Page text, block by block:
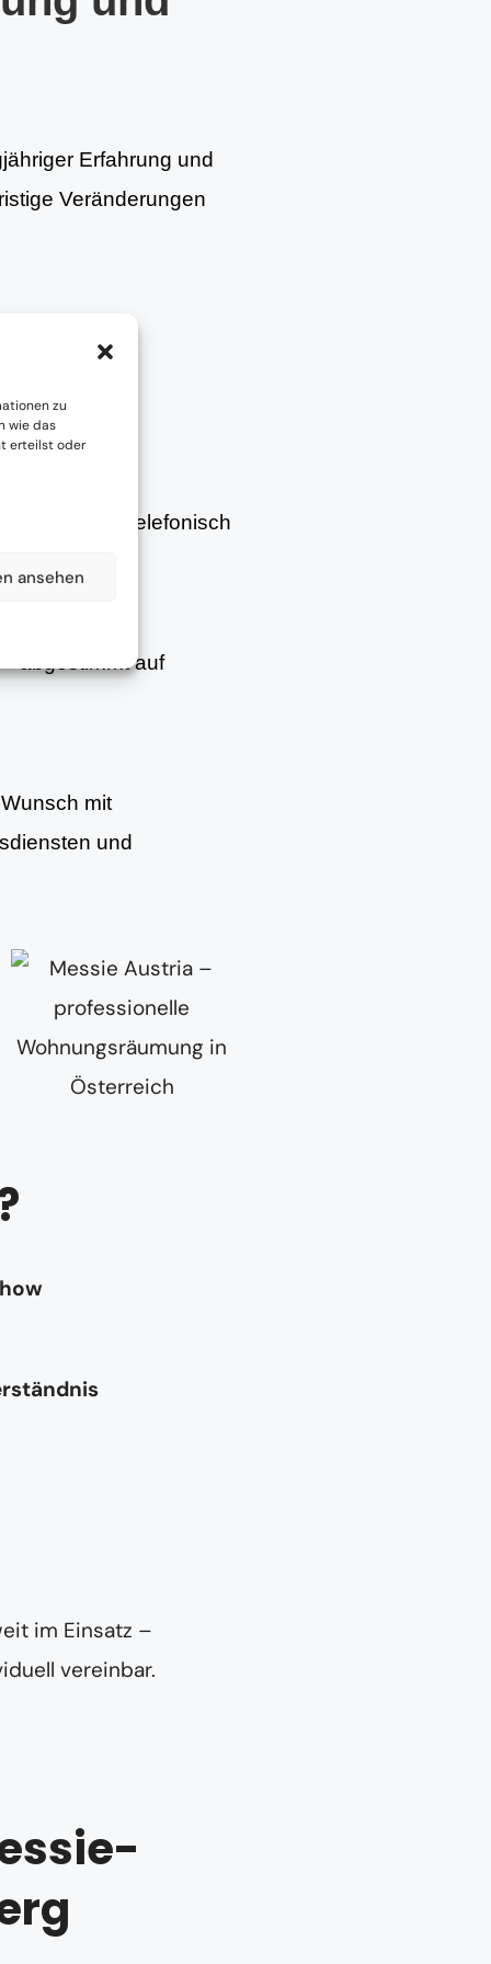
zu
wie das
erteilst oder
ansehen
Erfahrung und
Veränderungen
persönlich, telefonisch
abgestimmt auf
mit
und
im Einsatz –
vereinbar.